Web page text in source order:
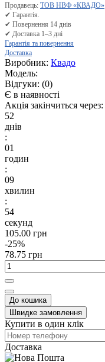
Продавець: ТОВ НВФ «КВАДО»
✔ Гарантія.
✔ Повернення 14 днів
✔ Доставка 1–3 дні
Гарантія та повернення
Доставка
Виробник: Квадо
Модель:
Відгуки: (0)
Є в наявності
Акція закінчиться через:
52
днів
:
01
годин
:
09
хвилин
:
53
секунд
105.00 грн
-25%
78.75 грн
До кошика
Швидке замовлення
Купити в один клік
Доставка